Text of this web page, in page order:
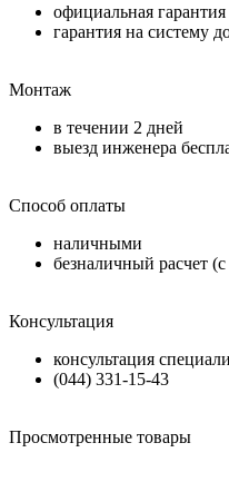
официальная гарантия
гарантия на систему
Монтаж
в течении 2 дней
выезд инженера
Способ оплаты
наличными
безналичный расчет
Консультация
консультация
(044) 331-15-43
Просмотренные товары